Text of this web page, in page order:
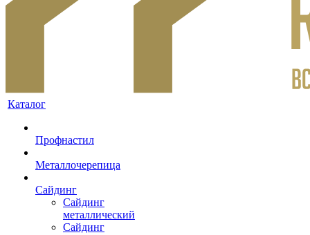
Каталог
Профнастил
Металлочерепица
Сайдинг
Сайдинг
металлический
Сайдинг